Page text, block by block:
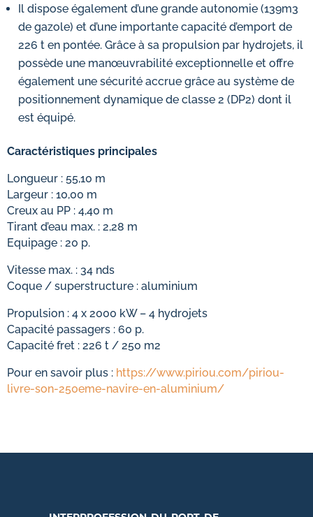
Il dispose également d’une grande autonomie (139m3
de gazole) et d’une importante capacité d’emport de
226 t en pontée. Grâce à sa propulsion par hydrojets, il
possède une manœuvrabilité exceptionnelle et offre
également une sécurité accrue grâce au système de
positionnement dynamique de classe 2 (DP2) dont il
est équipé.
Caractéristiques principales
Longueur : 55,10 m
Largeur : 10,00 m
Creux au PP : 4,40 m
Tirant d’eau max. : 2,28 m
Equipage : 20 p.
Vitesse max. : 34 nds
Coque / superstructure : aluminium
Propulsion : 4 x 2000 kW – 4 hydrojets
Capacité passagers : 60 p.
Capacité fret : 226 t / 250 m2
Pour en savoir plus : https://www.piriou.com/piriou-
livre-son-250eme-navire-en-aluminium/